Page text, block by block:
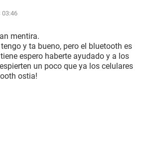
03:46
mentira.
y ta bueno, pero el bluetooth es
espero haberte ayudado y a los
un poco que ya los celulares
ostia!